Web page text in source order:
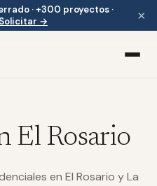
· +300 proyectos ·
Solicitar → ×
El Rosario
en El Rosario y La